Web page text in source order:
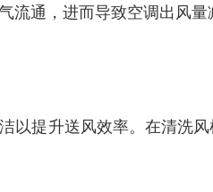
通，进而导致空调出风量
以提升送风效率。在清洗